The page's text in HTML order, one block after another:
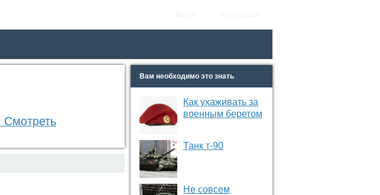
Смотреть
Вам необходимо это знать
Как ухаживать за
военным беретом
Танк т-90
Не совсем